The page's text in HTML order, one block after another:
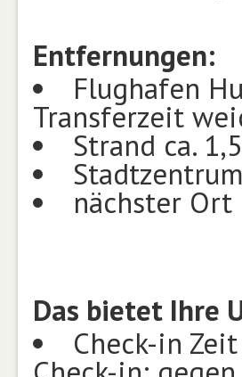
Entfernungen:
Flughafen
Transferzeit
Strand ca.
nächster
Das bietet Ihre
Check-in